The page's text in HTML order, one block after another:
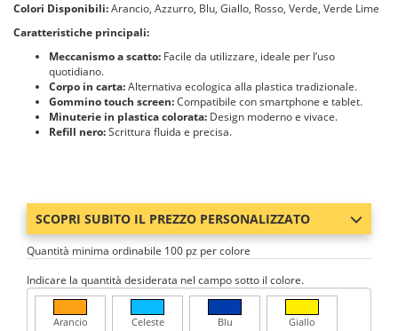
Colori Disponibili:Arancio, Azzurro, Blu, Giallo, Rosso, Verde, Verde Lime
Caratteristiche principali:
Meccanismo a scatto: Facile da utilizzare, ideale per l’uso
quotidiano.
Corpo in carta:Alternativa ecologica alla plastica tradizionale.
Gommino touch screen:Compatibile con smartphone e tablet.
Minuterie in plastica colorata: Design moderno e vivace.
Refill nero:Scrittura fluida e precisa.
SCOPRI SUBITO IL PREZZO PERSONALIZZATO
Quantità minima ordinabile 100 pz per colore
Indicare la quantità desiderata nel campo sotto il colore.
Arancio Celeste Blu Giallo